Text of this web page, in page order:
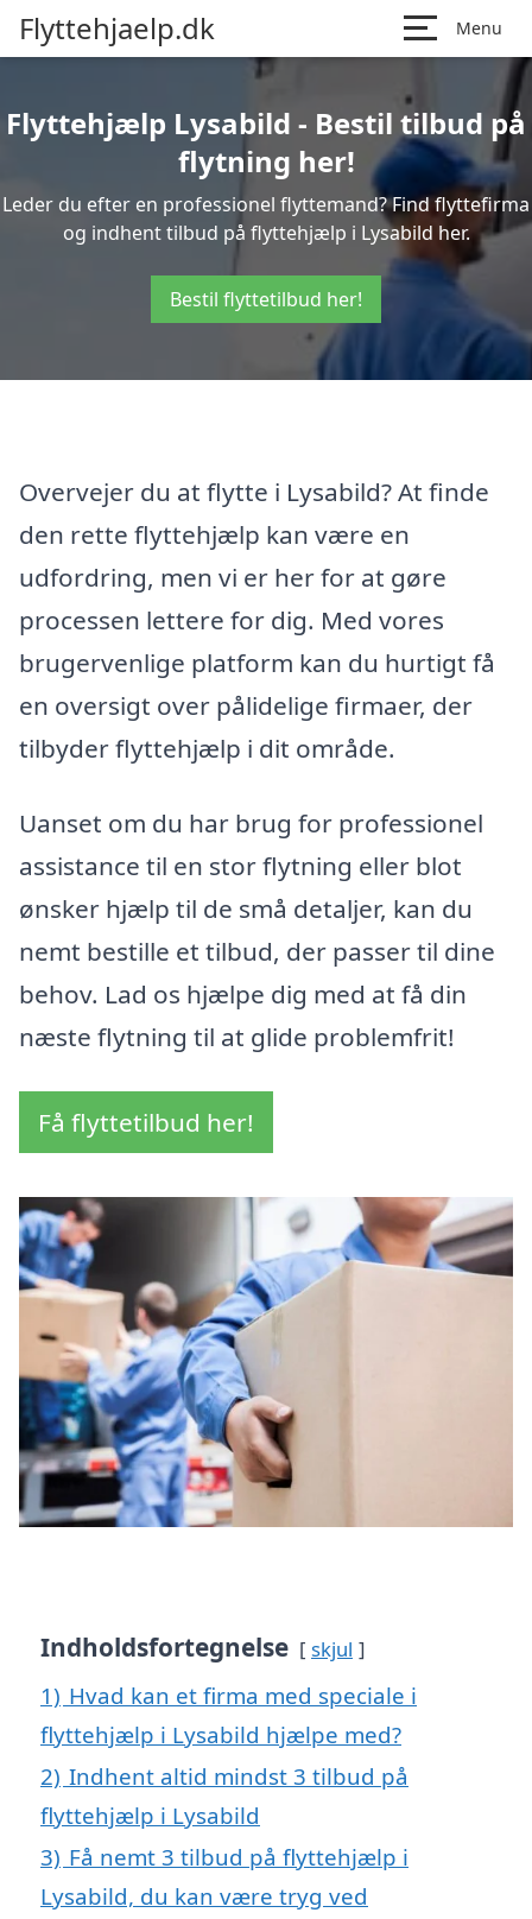
Flyttehjaelp.dk Menu
Flyttehjælp Lysabild - Bestil tilbud på
flytning her!
Leder du efter en professionel flyttemand? Find flyttefirma
og indhent tilbud på flyttehjælp i Lysabild her.
Bestil flyttetilbud her!
Overvejer du at flytte i Lysabild? At finde
den rette flyttehjælp kan være en
udfordring, men vi er her for at gøre
processen lettere for dig. Med vores
brugervenlige platform kan du hurtigt få
en oversigt over pålidelige firmaer, der
tilbyder flyttehjælp i dit område.
Uanset om du har brug for professionel
assistance til en stor flytning eller blot
ønsker hjælp til de små detaljer, kan du
nemt bestille et tilbud, der passer til dine
behov. Lad os hjælpe dig med at få din
næste flytning til at glide problemfrit!
Få flyttetilbud her!
Indholdsfortegnelse skjul
1) Hvad kan et firma med speciale i
flyttehjælp i Lysabild hjælpe med?
2) Indhent altid mindst 3 tilbud på
flyttehjælp i Lysabild
3) Få nemt 3 tilbud på flyttehjælp i
Lysabild, du kan være tryg ved